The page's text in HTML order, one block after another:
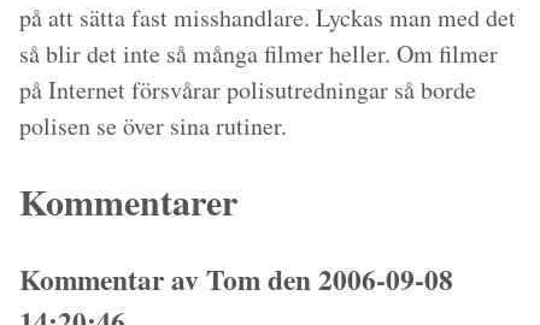
på att sätta fast misshandlare. Lyckas man med det
så blir det inte så många filmer heller. Om filmer
på Internet försvårar polisutredningar så borde
polisen se över sina rutiner.
Kommentarer
Kommentar av Tom den 2006-09-08